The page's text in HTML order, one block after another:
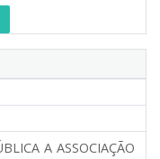
A ASSOCIAÇÃO